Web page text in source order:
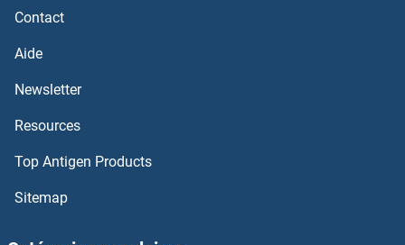
Contact
Aide
Newsletter
Resources
Top Antigen Products
Sitemap